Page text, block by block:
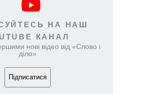
НА НАШ
КАНАЛ
нові відео від «Слово і
діло»
Підписатися